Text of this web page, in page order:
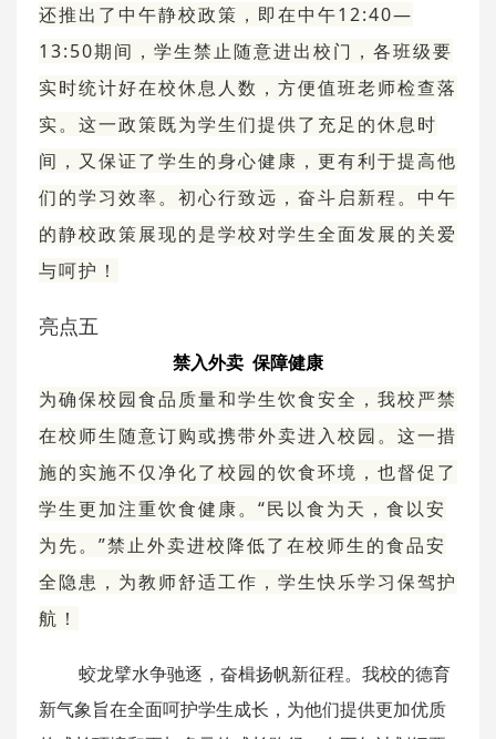
还推出了中午静校政策，即在中午12:40—
13:50期间，学生禁止随意进出校门，各班级要
实时统计好在校休息人数，方便值班老师检查落
实。这一政策既为学生们提供了充足的休息时
间，又保证了学生的身心健康，更有利于提高他
们的学习效率。初心行致远，奋斗启新程。中午
的静校政策展现的是学校对学生全面发展的关爱
与呵护！
亮点五
禁入外卖 保障健康
为确保校园食品质量和学生饮食安全，我校严禁
在校师生随意订购或携带外卖进入校园。这一措
施的实施不仅净化了校园的饮食环境，也督促了
学生更加注重饮食健康。“民以食为天，食以安
为先。”禁止外卖进校降低了在校师生的食品安
全隐患，为教师舒适工作，学生快乐学习保驾护
航！
蛟龙擘水争驰逐，奋楫扬帆新征程。我校的德育
新气象旨在全面呵护学生成长，为他们提供更加优质